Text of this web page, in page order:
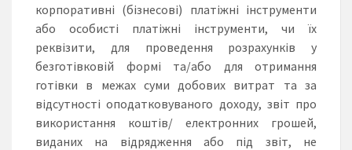
корпоративні (бізнесові) платіжні інструменти
або особисті платіжні інструменти, чи їх
реквізити, для проведення розрахунків у
безготівковій формі та/або для отримання
готівки в межах суми добових витрат та за
відсутності оподатковуваного доходу, звіт про
використання коштів/ електронних грошей,
виданих на відрядження або під звіт, не